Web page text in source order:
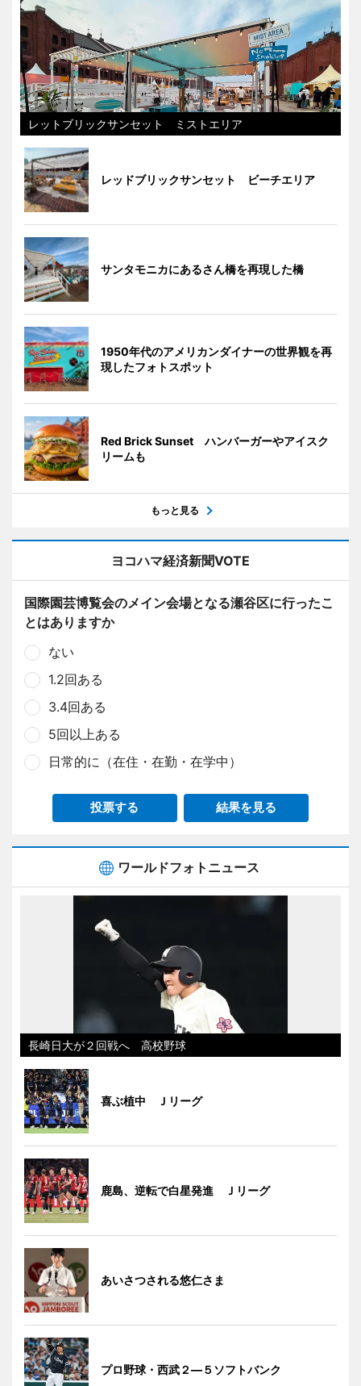
レットブリックサンセット ミストエリア
レッドブリックサンセット ビーチエリア
サンタモニカにあるさん橋を再現した橋
1950年代のアメリカンダイナーの世界観を再
現したフォトスポット
Red Brick Sunset ハンバーガーやアイスク
リームも
もっと見る
ヨコハマ経済新聞VOTE
国際園芸博覧会のメイン会場となる瀬谷区に行ったこ
とはありますか
ない
1.2回ある
3.4回ある
5回以上ある
日常的に（在住・在勤・在学中）
投票する 結果を見る
ワールドフォトニュース
長崎日大が２回戦へ 高校野球
喜ぶ植中 Ｊリーグ
鹿島、逆転で白星発進 Ｊリーグ
あいさつされる悠仁さま
プロ野球・西武２―５ソフトバンク